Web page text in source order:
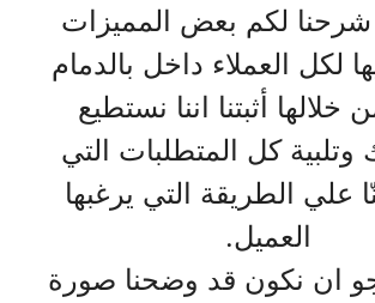
لكم بعض المميزات
لكل العملاء داخل بالدمام
خلالها أثبتنا اننا نستطيع
كل المتطلبات التي
علي الطريقة التي يرغبها
العميل.
ان نكون قد وضحنا صورة